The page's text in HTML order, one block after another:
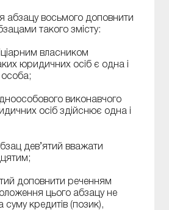
абзацу восьмого доповнити
такого змісту:
власником
юридичних осіб є одна і
виконавчого
осіб здійснює одна і
дев’ятий вважати
доповнити реченням
цього абзацу не
кредитів (позик),